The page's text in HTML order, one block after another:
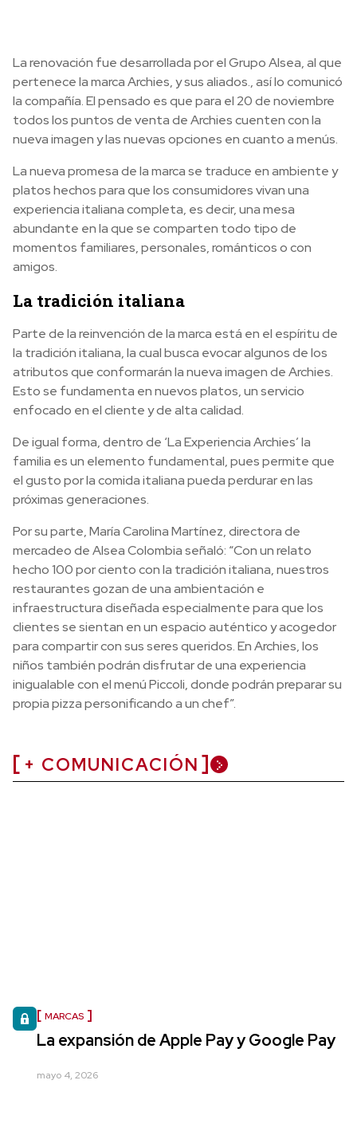
La renovación fue desarrollada por el Grupo Alsea, al que
pertenece la marca Archies, y sus aliados., así lo comunicó
la compañía. El pensado es que para el 20 de noviembre
todos los puntos de venta de Archies cuenten con la
nueva imagen y las nuevas opciones en cuanto a menús.
La nueva promesa de la marca se traduce en ambiente y
platos hechos para que los consumidores vivan una
experiencia italiana completa, es decir, una mesa
abundante en la que se comparten todo tipo de
momentos familiares, personales, románticos o con
amigos.
La tradición italiana
Parte de la reinvención de la marca está en el espíritu de
la tradición italiana, la cual busca evocar algunos de los
atributos que conformarán la nueva imagen de Archies.
Esto se fundamenta en nuevos platos, un servicio
enfocado en el cliente y de alta calidad.
De igual forma, dentro de ‘La Experiencia Archies’ la
familia es un elemento fundamental, pues permite que
el gusto por la comida italiana pueda perdurar en las
próximas generaciones.
Por su parte, María Carolina Martínez, directora de
mercadeo de Alsea Colombia señaló: “Con un relato
hecho 100 por ciento con la tradición italiana, nuestros
restaurantes gozan de una ambientación e
infraestructura diseñada especialmente para que los
clientes se sientan en un espacio auténtico y acogedor
para compartir con sus seres queridos. En Archies, los
niños también podrán disfrutar de una experiencia
inigualable con el menú Piccoli, donde podrán preparar su
propia pizza personificando a un chef”.
+ COMUNICACIÓN
MARCAS
La expansión de Apple Pay y Google Pay
mayo 4, 2026